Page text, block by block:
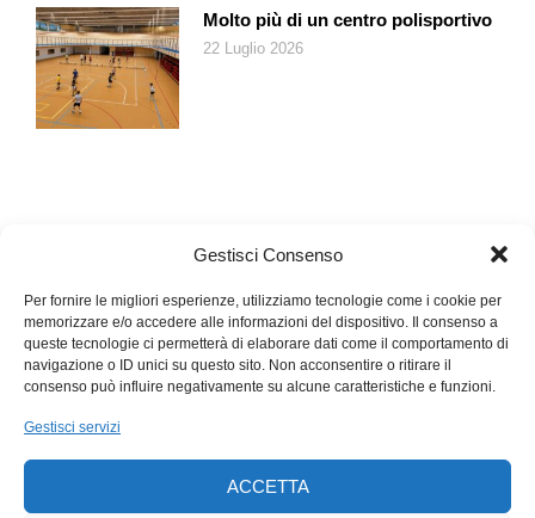
Gestisci Consenso
Per fornire le migliori esperienze, utilizziamo tecnologie come i cookie per
memorizzare e/o accedere alle informazioni del dispositivo. Il consenso a
queste tecnologie ci permetterà di elaborare dati come il comportamento di
navigazione o ID unici su questo sito. Non acconsentire o ritirare il
consenso può influire negativamente su alcune caratteristiche e funzioni.
Gestisci servizi
ACCETTA
Molto più di un centro polisportivo
22 Luglio 2026